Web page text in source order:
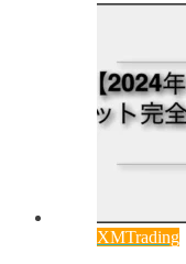
XMTrading